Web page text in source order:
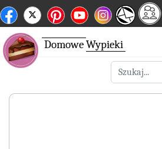
DomoweWypieki
Szukaj